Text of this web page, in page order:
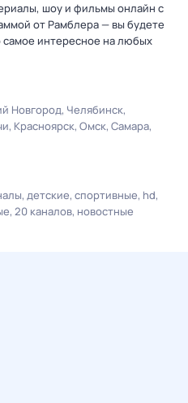
шоу и фильмы онлайн с
от Рамблера — вы будете
самое интересное на любых
Новгород Челябинск
Красноярск Омск Самара
детские спортивные hd
20 каналов новостные